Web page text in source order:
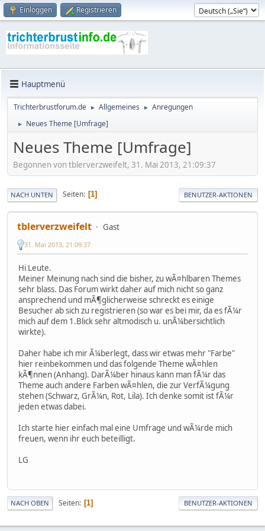
Einloggen Registrieren
Hauptmenü
Trichterbrustforum.de ► Allgemeines ► Anregungen
► Neues Theme [Umfrage]
Neues Theme [Umfrage]
Begonnen von tblerverzweifelt, 31. Mai 2013, 21:09:37
NACH UNTEN Seiten 1 BENUTZER-AKTIONEN
tblerverzweifelt Gast
31. Mai 2013, 21:09:37
Hi Leute.
Meiner Meinung nach sind die bisher, zu wÃ¤hlbaren Themes
sehr blass. Das Forum wirkt daher auf mich nicht so ganz
ansprechend und mÃ¶glicherweise schreckt es einige
Besucher ab sich zu registrieren (so war es bei mir, da es fÃ¼r
mich auf dem 1.Blick sehr altmodisch u. unÃ¼bersichtlich
wirkte).
Daher habe ich mir Ã¼berlegt, dass wir etwas mehr "Farbe"
hier reinbekommen und das folgende Theme wÃ¤hlen
kÃ¶nnen (Anhang). DarÃ¼ber hinaus kann man fÃ¼r das
Theme auch andere Farben wÃ¤hlen, die zur VerfÃ¼gung
stehen (Schwarz, GrÃ¼n, Rot, Lila). Ich denke somit ist fÃ¼r
jeden etwas dabei.
Ich starte hier einfach mal eine Umfrage und wÃ¼rde mich
freuen, wenn ihr euch beteilligt.
LG
NACH OBEN Seiten 1 BENUTZER-AKTIONEN